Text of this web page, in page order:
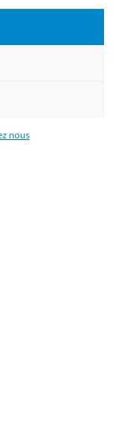
nous
format
drapeau,
plupart des pays de